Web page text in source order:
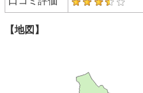
【地図】